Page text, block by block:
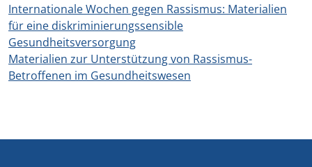
Internationale Wochen gegen Rassismus: Materialien
für eine diskriminierungssensible
Gesundheitsversorgung
Materialien zur Unterstützung von Rassismus-
Betroffenen im Gesundheitswesen